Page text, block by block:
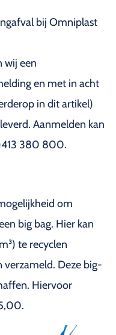
bij Omniplast
wij een
en met in acht
in dit artikel)
Aanmelden kan
380 800.
om
big bag. Hier kan
te recyclen
verzameld. Deze big-
Hiervoor